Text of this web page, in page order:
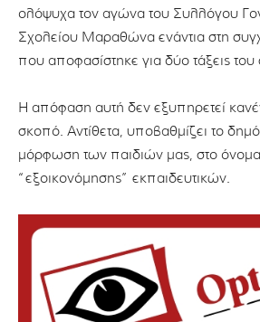
ολόψυχα τον αγώνα του Συλλόγου
Σχολείου Μαραθώνα ενάντια στη
που αποφασίστηκε για δύο τάξεις του
Η απόφαση αυτή δεν εξυπηρετεί
σκοπό. Αντίθετα, υποβαθμίζει το
μόρφωση των παιδιών μας, στο όνομα
“εξοικονόμησης” εκπαιδευτικών.